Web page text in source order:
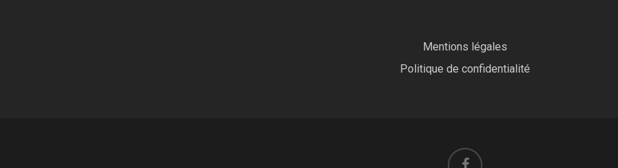
Mentions légales
Politique de confidentialité